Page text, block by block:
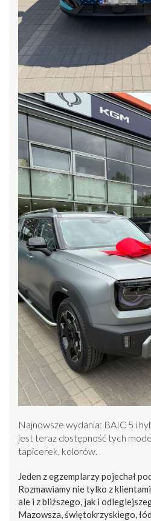
Najnowsze wydania: BAIC 5 i
jest teraz dostępność tych
tapicerek, kolorów.
Jeden z egzemplarzy pojechał
Rozmawiamy nie tylko z
ale i z bliższego, jak i
Mazowsza, świętokrzyskiego,